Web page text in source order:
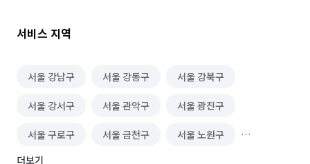
서비스 지역
서울 강남구 서울 강동구 서울 강북구
서울 강서구 서울 관악구 서울 광진구
서울 구로구 서울 금천구 서울 노원구
더보기